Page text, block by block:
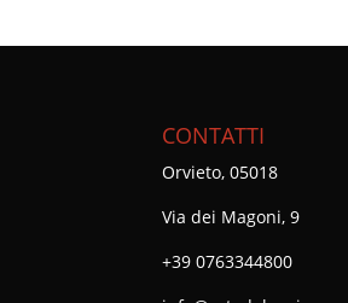
CONTATTI
Orvieto, 05018
Via dei Magoni, 9
+39 0763344800